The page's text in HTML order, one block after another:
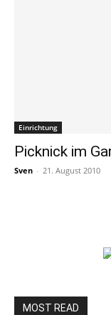
Einrichtung
Picknick im
Sven - 21. August 2010
MOST READ